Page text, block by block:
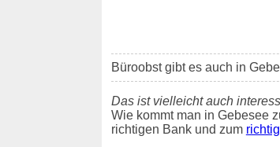
Büroobst gibt es auch in
Das ist vielleicht auch
Wie kommt man in Gebesee
richtigen Bank und zum